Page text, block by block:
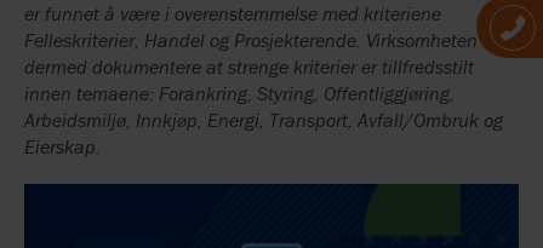
er funnet å være i overenstemmelse med kriteriene
Felleskriterier, Handel og Prosjekterende. Virksomheten kan
dermed dokumentere at strenge kriterier er tillfredsstilt
innen temaene: Forankring, Styring, Offentliggjøring,
Arbeidsmiljø, Innkjøp, Energi, Transport, Avfall/Ombruk og
Eierskap.